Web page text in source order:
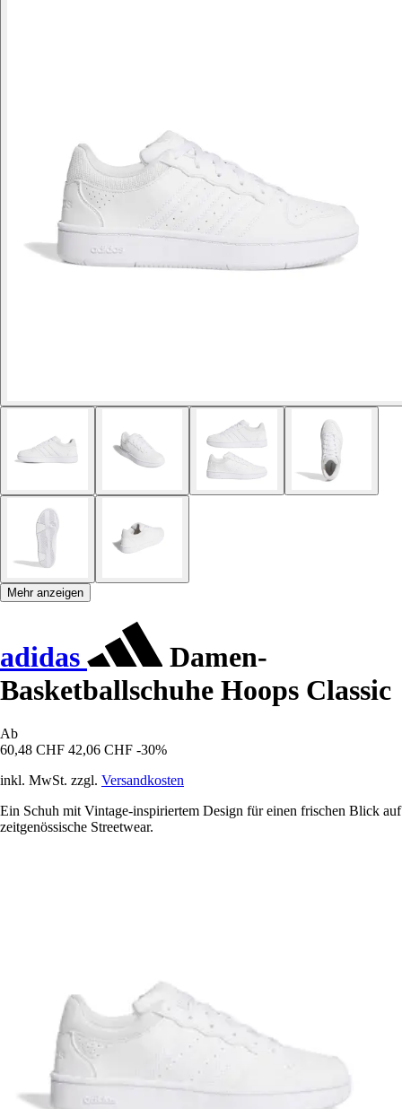
Mehr anzeigen
adidas
Damen-
Basketballschuhe Hoops Classic
Ab
60,48 CHF 42,06 CHF -30%
inkl. MwSt. zzgl. Versandkosten
Ein Schuh mit Vintage-inspiriertem Design für einen frischen Blick auf
zeitgenössische Streetwear.